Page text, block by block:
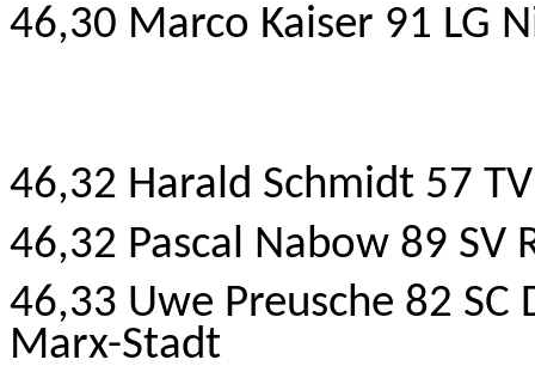
46,30 Marco Kaiser 91 LG
46,32 Harald Schmidt 57
46,32 Pascal Nabow 89 SV
46,33 Uwe Preusche 82
Marx-Stadt